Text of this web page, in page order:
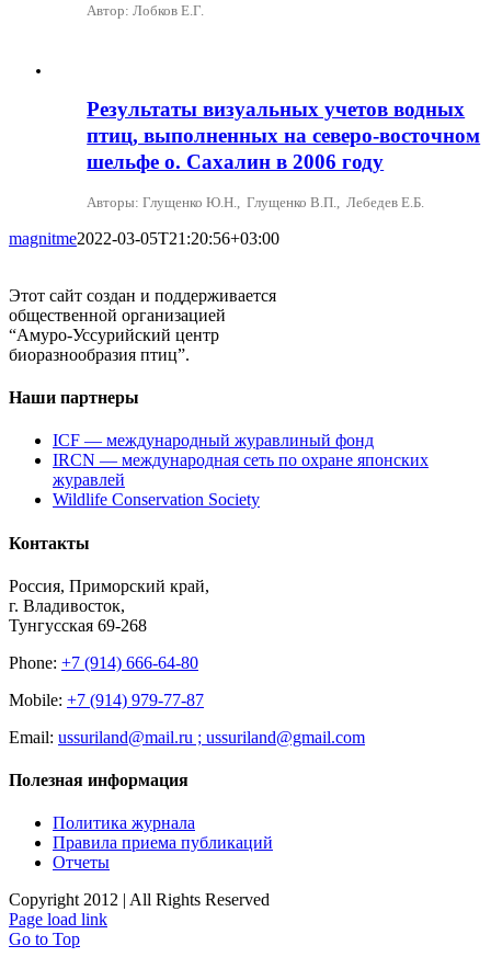
Автор: Лобков Е.Г.
Результаты визуальных учетов водных
птиц, выполненных на северо-восточном
шельфе о. Сахалин в 2006 году
Авторы: Глущенко Ю.Н., Глущенко В.П., Лебедев Е.Б.
magnitme2022-03-05T21:20:56+03:00
Этот сайт создан и поддерживается
общественной организацией
“Амуро-Уссурийский центр
биоразнообразия птиц”.
Наши партнеры
ICF — международный журавлиный фонд
IRCN — международная сеть по охране японских
журавлей
Wildlife Conservation Society
Контакты
Россия, Приморский край,
г. Владивосток,
Тунгусская 69-268
Phone: +7 (914) 666-64-80
Mobile: +7 (914) 979-77-87
Email: ussuriland@mail.ru ; ussuriland@gmail.com
Полезная информация
Политика журнала
Правила приема публикаций
Отчеты
Copyright 2012 | All Rights Reserved
Page load link
Go to Top